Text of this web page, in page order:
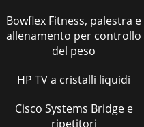
Bowflex Fitness, palestra e
allenamento per controllo
del peso
HP TV a cristalli liquidi
Cisco Systems Bridge e
ripetitori